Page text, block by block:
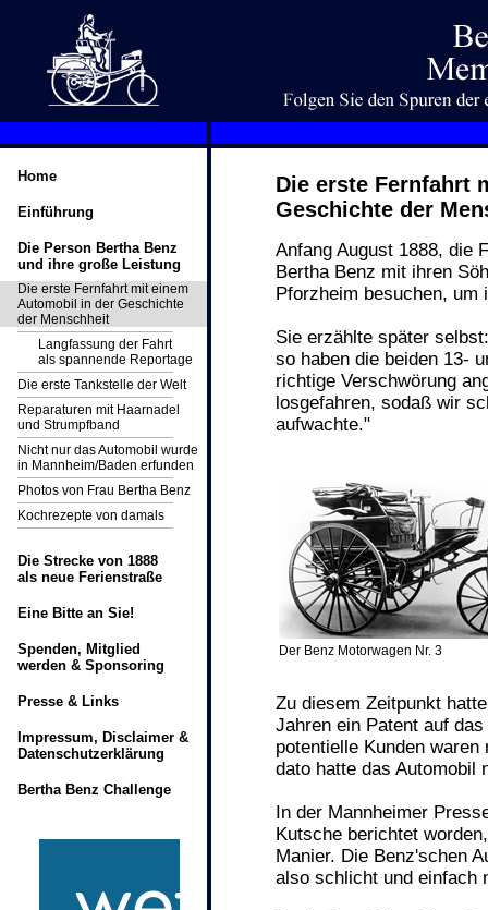
Home
Einführung
Die Person Bertha Benz
und ihre große Leistung
Die erste Fernfahrt mit einem
Automobil in der Geschichte
der Menschheit
Langfassung der Fahrt
als spannende Reportage
Die erste Tankstelle der Welt
Reparaturen mit Haarnadel
und Strumpfband
Nicht nur das Automobil wurde
in Mannheim/Baden erfunden
Photos von Frau Bertha Benz
Kochrezepte von damals
Die Strecke von 1888
als neue Ferienstraße
Eine Bitte an Sie!
Spenden, Mitglied
werden & Sponsoring
Presse & Links
Impressum, Disclaimer &
Datenschutzerklärung
Bertha Benz Challenge
Die erste Fernfahrt
Geschichte der
Anfang August 1888, die
Bertha Benz mit ihren
Pforzheim besuchen, um
Sie erzählte später
so haben die beiden 13-
richtige Verschwörung
losgefahren, sodaß wir
aufwachte."
Der Benz Motorwagen Nr. 3
Zu diesem Zeitpunkt
Jahren ein Patent auf
potentielle Kunden
dato hatte das Automobil
In der Mannheimer
Kutsche berichtet
Manier. Die Benz'schen
also schlicht und einfach